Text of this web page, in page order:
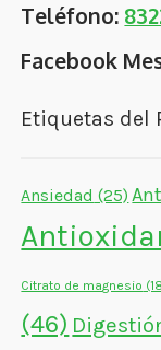
Teléfono:
Facebook
Etiquetas del
Ansiedad (25)
Citrato de magnesio
(46)